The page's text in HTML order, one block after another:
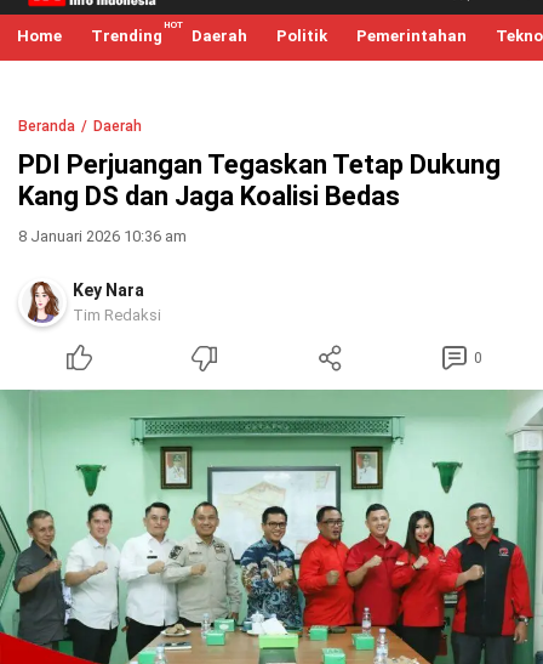
Home Trending Daerah Politik Pemerintahan Tekno
Beranda Daerah
PDI Perjuangan Tegaskan Tetap Dukung
Kang DS dan Jaga Koalisi Bedas
8 Januari 2026 10:36 am
Key Nara
Tim Redaksi
0